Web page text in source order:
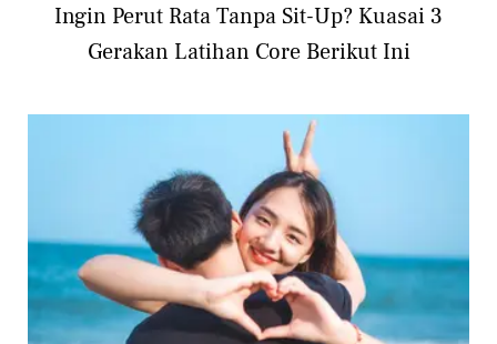
Ingin Perut Rata Tanpa Sit-Up? Kuasai 3
Gerakan Latihan Core Berikut Ini